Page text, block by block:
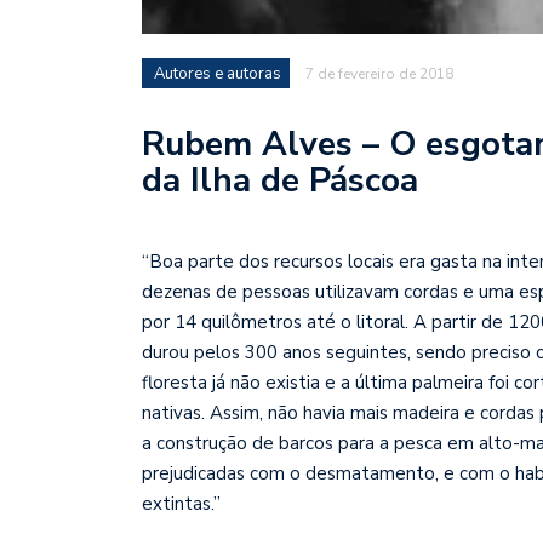
Autores e autoras 7 de fevereiro de 2018
Rubem Alves – O
da Ilha de Páscoa
“Boa parte dos recursos locais era gasta na
dezenas de pessoas utilizavam cordas e uma
por 14 quilômetros até o litoral. A partir de
durou pelos 300 anos seguintes, sendo
floresta já não existia e a última palmeira foi
nativas. Assim, não havia mais madeira e
a construção de barcos para a pesca em alto-
prejudicadas com o desmatamento, e com o
extintas.”